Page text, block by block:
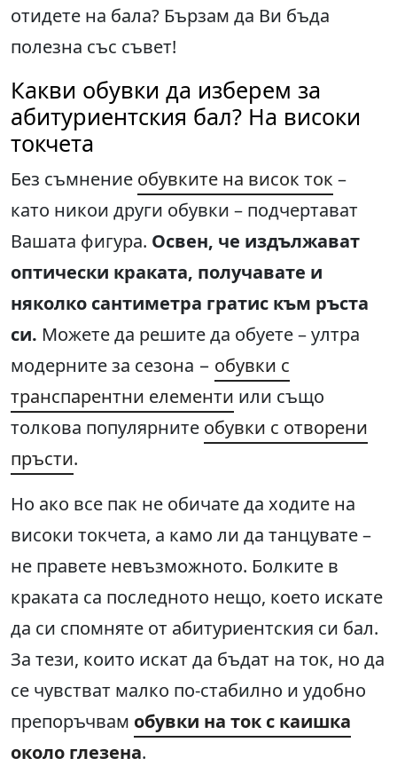
отидете на бала? Бързам да Ви бъда
полезна със съвет!
Какви обувки да изберем за
абитуриентския бал? На високи
токчета
Без съмнение обувките на висок ток –
като никои други обувки – подчертават
Вашата фигура. Освен, че издължават
оптически краката, получавате и
няколко сантиметра гратис към ръста
си. Можете да решите да обуете – ултра
модерните за сезона − обувки с
транспарентни елементи или също
толкова популярните обувки с отворени
пръсти.
Но ако все пак не обичате да ходите на
високи токчета, а камо ли да танцувате –
не правете невъзможното. Болките в
краката са последното нещо, което искате
да си спомняте от абитуриентския си бал.
За тези, които искат да бъдат на ток, но да
се чувстват малко по-стабилно и удобно
препоръчвам обувки на ток с каишка
около глезена.